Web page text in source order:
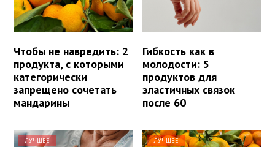
Чтобы не навредить: 2
продукта, с которыми
категорически
запрещено сочетать
мандарины
Гибкость как в
молодости: 5
продуктов для
эластичных связок
после 60
ЛУЧШЕЕ ЛУЧШЕЕ